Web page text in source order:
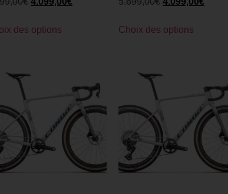
des options Choix des options